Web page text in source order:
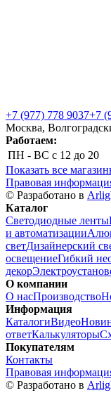
+7 (977) 778 9037+7
Москва,
Работаем:
ПН - ВС с 12 до 20
Показать все
Правовая
© Разработано в
Каталог
Светодиодные ленты
и автоматизации
светДизайнерский
освещениеГибкий
декор
О компании
О насПроизводство
Информация
КаталогиВидео
ответКалькуляторы
Покупателям
Контакты
Правовая
© Разработано в